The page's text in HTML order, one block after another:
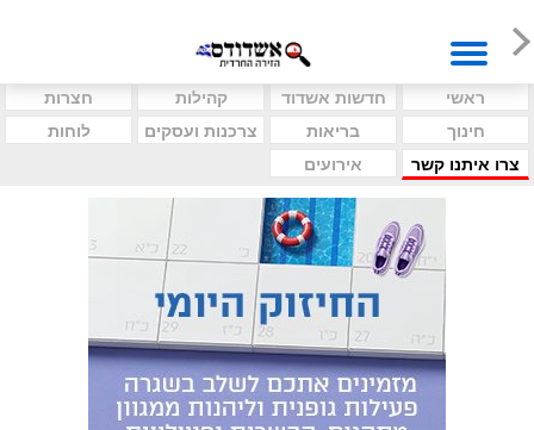
ראשי חדשות אשדוד קהילות
חצרות
חינוך
בריאות צרכנות ועסקים
לוחות
צרו איתנו קשר
אירועים